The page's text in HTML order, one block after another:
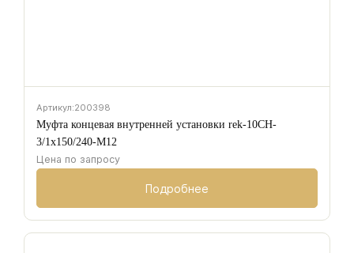
Артикул:200398
Муфта концевая внутренней установки rek-10CH-
3/1х150/240-M12
Цена по запросу
Подробнее